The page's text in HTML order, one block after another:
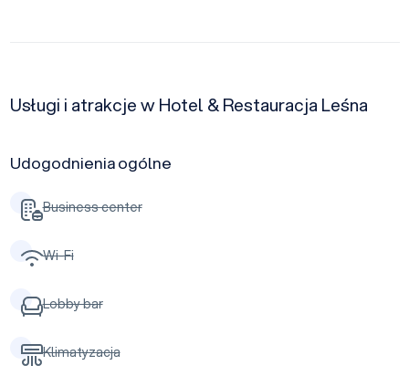
Usługi i atrakcje w Hotel & Restauracja Leśna
Udogodnienia ogólne
Business center
Wi-Fi
Lobby bar
Klimatyzacja